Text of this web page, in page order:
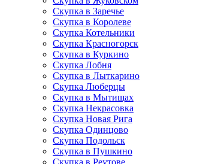
Скупка в Заречье
Скупка в Королеве
Скупка Котельники
Скупка Красногорск
Скупка в Куркино
Скупка Лобня
Скупка в Лыткарино
Скупка Люберцы
Скупка в Мытищах
Скупка Некрасовка
Скупка Новая Рига
Скупка Одинцово
Скупка Подольск
Скупка в Пушкино
Скупка в Реутове